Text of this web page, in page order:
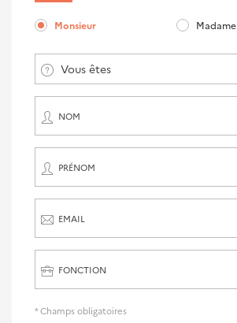
Monsieur Madame
Vous êtes
NOM
PRÉNOM
EMAIL
FONCTION
* Champs obligatoires